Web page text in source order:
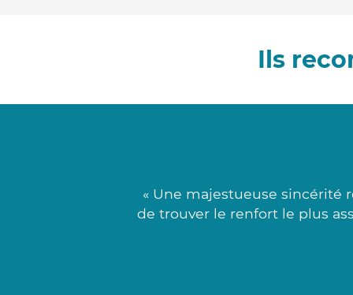
Ils
« Une majestueuse sincérité
de trouver le renfort le plus